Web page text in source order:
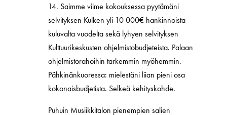
14. Saimme viime kokouksessa pyytämäni
selvityksen Kulken yli 10 000€ hankinnoista
kuluvalta vuodelta sekä lyhyen selvityksen
Kulttuurikeskusten ohjelmistobudjeteista. Palaan
ohjelmistorahoihin tarkemmin myöhemmin.
Pähkinänkuoressa: mielestäni liian pieni osa
kokonaisbudjetista. Selkeä kehityskohde.
Puhuin Musiikkitalon pienempien salien